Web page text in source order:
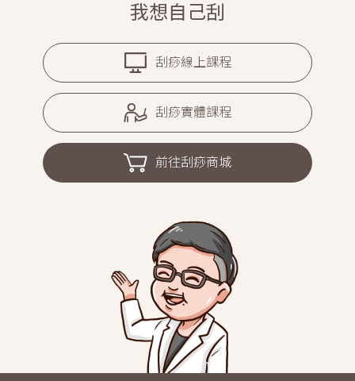
我想自己刮
刮痧線上課程
刮痧實體課程
前往刮痧商城